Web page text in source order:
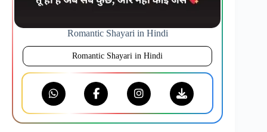
Romantic Shayari in Hindi
Romantic Shayari in Hindi